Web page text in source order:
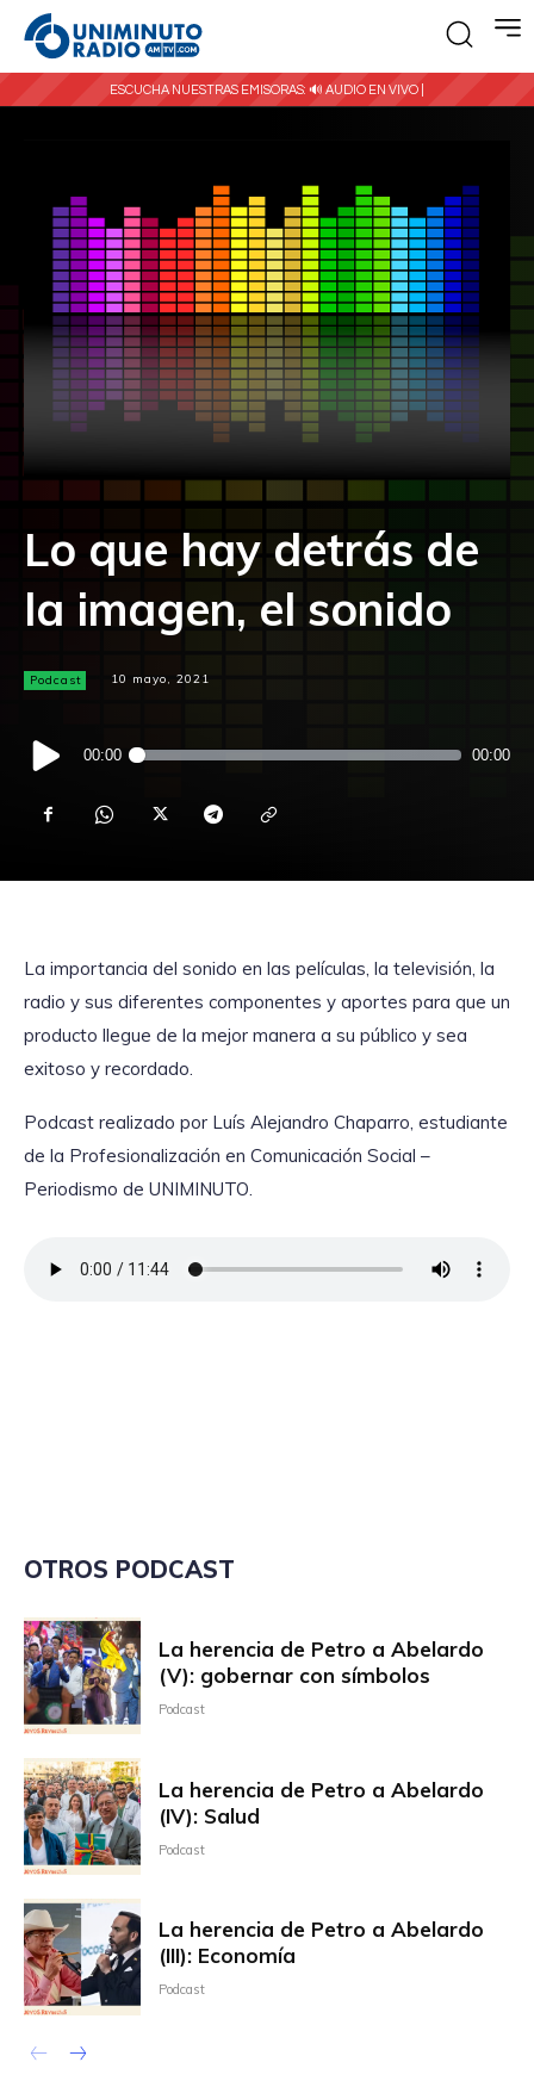
ESCUCHA NUESTRAS EMISORAS: 🔊 AUDIO EN VIVO |
Lo que hay detrás de
la imagen, el sonido
Podcast 10 mayo, 2021
Reproductor
de
00:00 00:00
La importancia del sonido en las películas, la televisión, la
radio y sus diferentes componentes y aportes para que un
producto llegue de la mejor manera a su público y sea
exitoso y recordado.
Podcast realizado por Luís Alejandro Chaparro, estudiante
de la Profesionalización en Comunicación Social –
Periodismo de UNIMINUTO.
OTROS PODCAST
La herencia de Petro a Abelardo
(V): gobernar con símbolos
Podcast
La herencia de Petro a Abelardo
(IV): Salud
Podcast
La herencia de Petro a Abelardo
(III): Economía
Podcast